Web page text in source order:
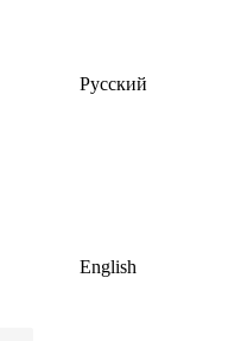
Русский
English